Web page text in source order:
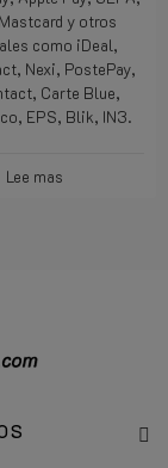
y otros
como iDeal,
Nexi, PostePay,
Carte Blue,
EPS, Blik, IN3.
Lee mas